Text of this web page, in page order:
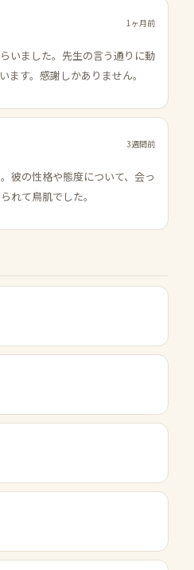
1ヶ月前
いました。先生の言う通りに動
ます。感謝しかありません。
3週間前
彼の性格や態度について、会っ
れて鳥肌でした。